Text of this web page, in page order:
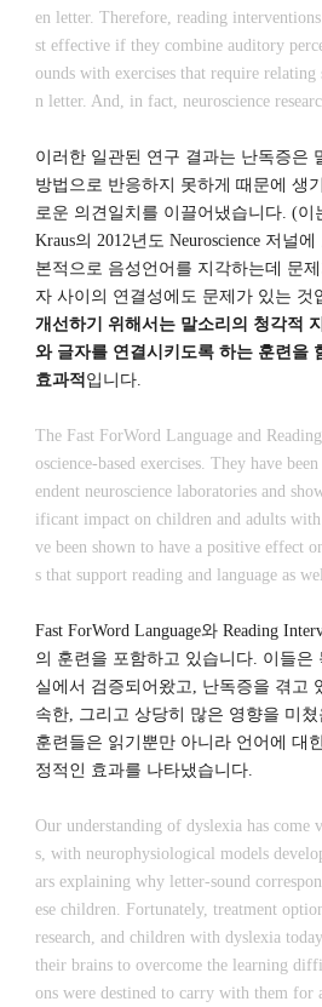
en letter. Therefore, reading
st effective if they combine auditory
ounds with exercises that require relating
n letter. And, in fact, neuroscience
이러한 일관된 연구 결과는 난독증은
방법으로 반응하지 못하게 때문에 생
로운 의견일치를 이끌어냈습니다. (이
Kraus의 2012년도 Neuroscience 저널에
본적으로 음성언어를 지각하는데 문
자 사이의 연결성에도 문제가 있는 것
개선하기 위해서는 말소리의 청각적
와 글자를 연결시키도록 하는 훈련을
효과적 입니다.
The Fast ForWord Language and
oscience-based exercises. They have
endent neuroscience laboratories and
ificant impact on children and adults
ve been shown to have a positive effect
s that support reading and language as
Fast ForWord Language와 Reading
의 훈련을 포함하고 있습니다. 이들은
실에서 검증되어왔고, 난독증을 겪고
속한, 그리고 상당히 많은 영향을 미
훈련들은 읽기뿐만 아니라 언어에 대
정적인 효과를 나타냈습니다.
Our understanding of dyslexia has come
s, with neurophysiological models
ars explaining why letter-sound
ese children. Fortunately, treatment
research, and children with dyslexia
their brains to overcome the learning
ons were destined to carry with them for